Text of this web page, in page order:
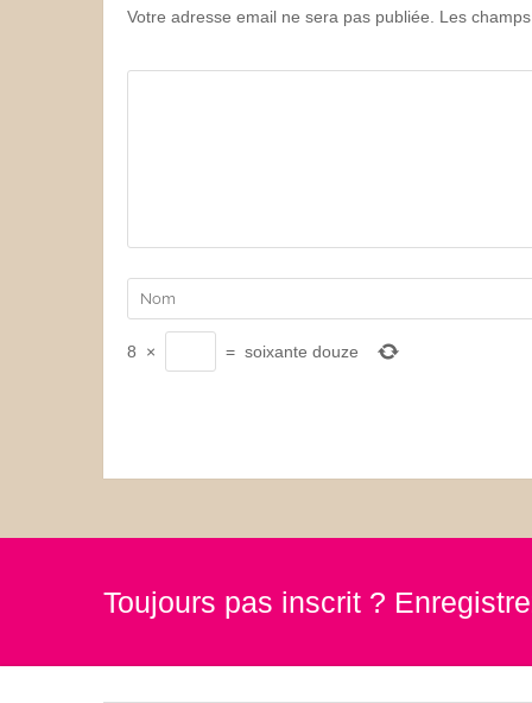
Votre adresse email ne sera pas publiée. Les
8 × = soixante douze
Toujours pas inscrit ?